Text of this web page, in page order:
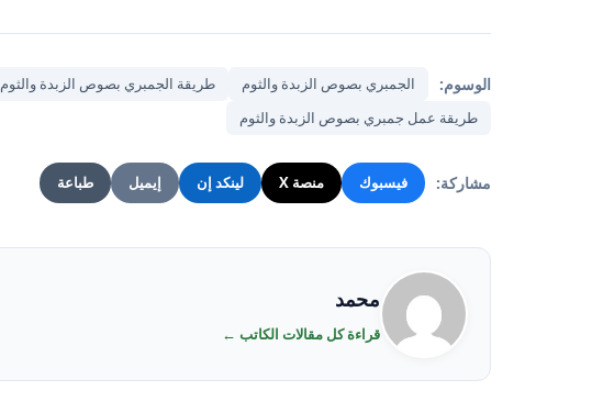
الوسوم: الجمبري بصوص الزبدة والثوم طريقة الجمبري بصوص الزبدة والثوم
طريقة عمل جمبري بصوص الزبدة والثوم
مشاركة: فيسبوك منصة X لينكد إن إيميل طباعة
محمد
قراءة كل مقالات الكاتب ←